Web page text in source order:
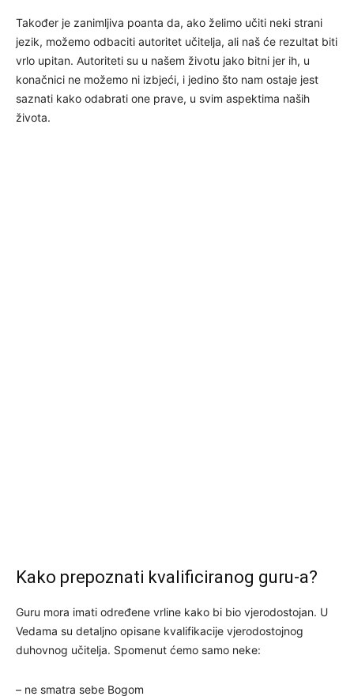
Također je zanimljiva poanta da, ako želimo učiti neki strani
jezik, možemo odbaciti autoritet učitelja, ali naš će rezultat biti
vrlo upitan. Autoriteti su u našem životu jako bitni jer ih, u
konačnici ne možemo ni izbjeći, i jedino što nam ostaje jest
saznati kako odabrati one prave, u svim aspektima naših
života.
Kako prepoznati kvalificiranog guru-a?
Guru mora imati određene vrline kako bi bio vjerodostojan. U
Vedama su detaljno opisane kvalifikacije vjerodostojnog
duhovnog učitelja. Spomenut ćemo samo neke:
– ne smatra sebe Bogom